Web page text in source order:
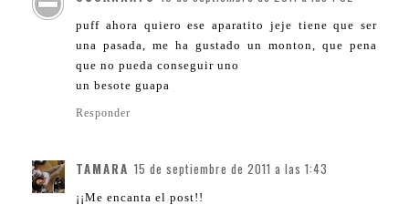
puff ahora quiero ese aparatito jeje tiene que ser
una pasada, me ha gustado un monton, que pena
que no pueda conseguir uno
un besote guapa
Responder
TAMARA 15 de septiembre de 2011 a las 1:43
¡¡Me encanta el post!!